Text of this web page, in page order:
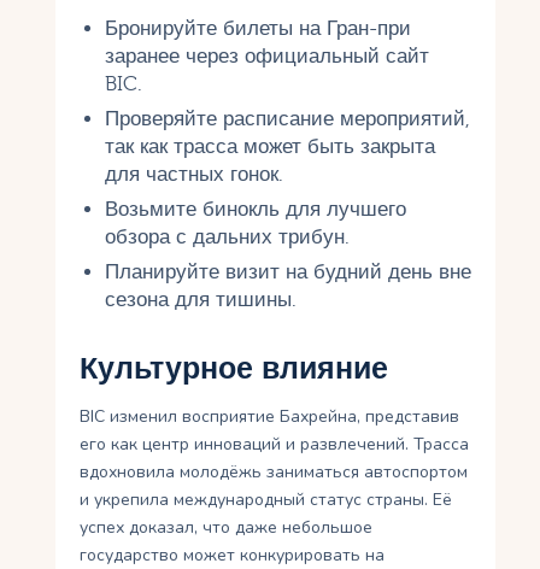
Бронируйте билеты на Гран-при
заранее через официальный сайт
BIC.
Проверяйте расписание мероприятий,
так как трасса может быть закрыта
для частных гонок.
Возьмите бинокль для лучшего
обзора с дальних трибун.
Планируйте визит на будний день вне
сезона для тишины.
Культурное влияние
BIC изменил восприятие Бахрейна, представив
его как центр инноваций и развлечений. Трасса
вдохновила молодёжь заниматься автоспортом
и укрепила международный статус страны. Её
успех доказал, что даже небольшое
государство может конкурировать на